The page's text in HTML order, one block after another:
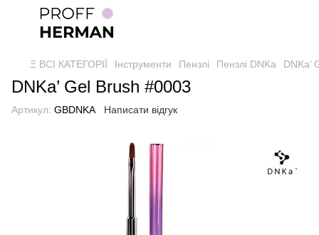
Ξ ВСІ КАТЕГОРІЇ Інструменти Пензлі Пензлі DNKa DNKa’
DNKa’ Gel Brush #0003
Артикул: GBDNKA Написати відгук